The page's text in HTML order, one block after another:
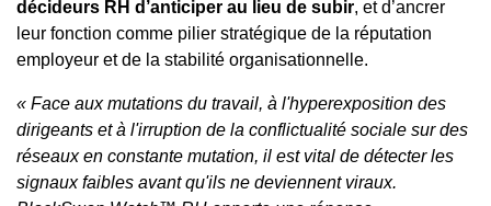
décideurs RH d’anticiper au lieu de subir, et d’ancrer
leur fonction comme pilier stratégique de la réputation
employeur et de la stabilité organisationnelle.
« Face aux mutations du travail, à l'hyperexposition des
dirigeants et à l'irruption de la conflictualité sociale sur des
réseaux en constante mutation, il est vital de détecter les
signaux faibles avant qu'ils ne deviennent viraux.